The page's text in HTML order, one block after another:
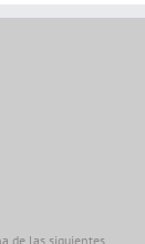
de las siguientes